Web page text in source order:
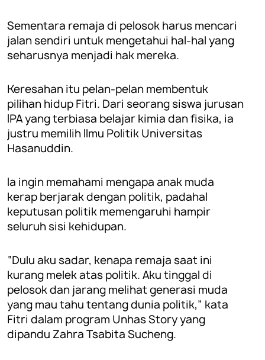
Sementara remaja di pelosok harus mencari
jalan sendiri untuk mengetahui hal-hal yang
seharusnya menjadi hak mereka.
Keresahan itu pelan-pelan membentuk
pilihan hidup Fitri. Dari seorang siswa jurusan
IPA yang terbiasa belajar kimia dan fisika, ia
justru memilih Ilmu Politik Universitas
Hasanuddin.
Ia ingin memahami mengapa anak muda
kerap berjarak dengan politik, padahal
keputusan politik memengaruhi hampir
seluruh sisi kehidupan.
“Dulu aku sadar, kenapa remaja saat ini
kurang melek atas politik. Aku tinggal di
pelosok dan jarang melihat generasi muda
yang mau tahu tentang dunia politik,” kata
Fitri dalam program Unhas Story yang
dipandu Zahra Tsabita Sucheng.